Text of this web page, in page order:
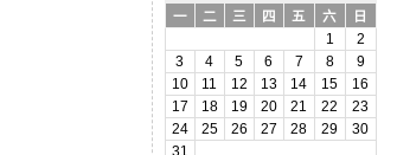
一
二 三 四 五 六
日
1
2
3
4 5 6 7 8
9
10
11 12 13 14 15
16
17
18 19 20 21 22
23
24
25 26 27 28 29
30
31